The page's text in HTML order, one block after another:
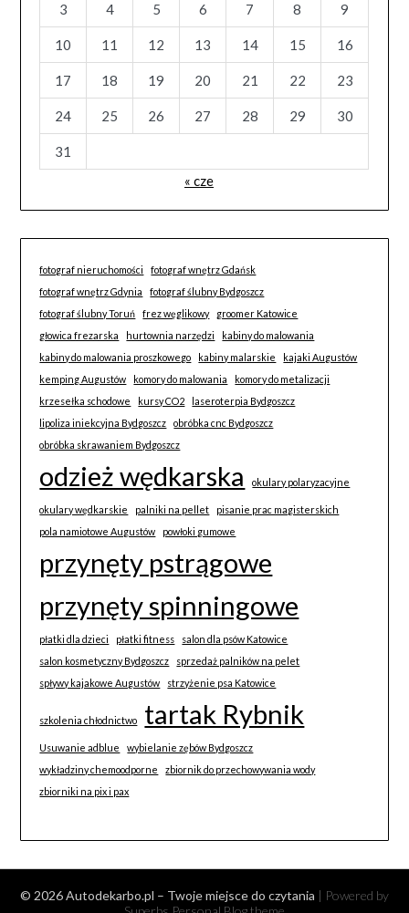
3 4 5 6 7 8 9
10 11 12 13 14 15 16
17 18 19 20 21 22 23
24 25 26 27 28 29 30
31
« cze
fotograf nieruchomości
fotograf wnętrz Gdańsk
fotograf wnętrz Gdynia
fotograf ślubny Bydgoszcz
fotograf ślubny Toruń
frez węglikowy
groomer Katowice
głowica frezarska
hurtownia narzędzi
kabiny do malowania
kabiny do malowania proszkowego
kabiny malarskie
kajaki Augustów
kemping Augustów
komory do malowania
komory do metalizacji
krzesełka schodowe
kursy CO2
laseroterpia Bydgoszcz
lipoliza iniekcyjna Bydgoszcz
obróbka cnc Bydgoszcz
obróbka skrawaniem Bydgoszcz
odzież wędkarska okulary polaryzacyjne
okulary wędkarskie palniki na pellet
pisanie prac magisterskich
pola namiotowe Augustów
powłoki gumowe
przynęty pstrągowe
przynęty spinningowe
płatki dla dzieci płatki fitness
salon dla psów Katowice
salon kosmetyczny Bydgoszcz
sprzedaż palników na pelet
spływy kajakowe Augustów
strzyżenie psa Katowice
szkolenia chłodnictwo tartak Rybnik
Usuwanie adblue
wybielanie zębów Bydgoszcz
wykładziny chemoodporne
zbiornik do przechowywania wody
zbiorniki na pix i pax
© 2026 Autodekarbo.pl – Twoje miejsce do czytania | Powered by